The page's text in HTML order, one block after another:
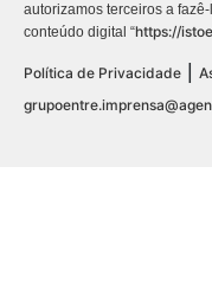
autorizamos terceiros a
conteúdo digital “https://
Política de Privacidade